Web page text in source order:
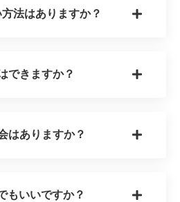
法はありますか？
できますか？
はありますか？
もいいですか？